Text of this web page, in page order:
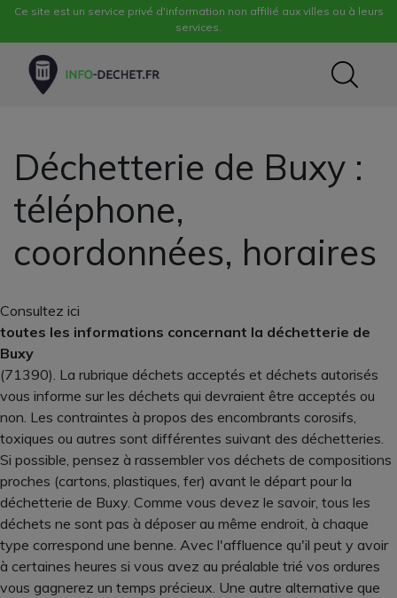
Ce site est un service privé d'information non affilié aux villes ou à leurs
services.
Déchetterie de Buxy :
téléphone,
coordonnées, horaires
Consultez ici
toutes les informations concernant la déchetterie de
Buxy
(71390). La rubrique déchets acceptés et déchets autorisés
vous informe sur les déchets qui devraient être acceptés ou
non. Les contraintes à propos des encombrants corosifs,
toxiques ou autres sont différentes suivant des déchetteries.
Si possible, pensez à rassembler vos déchets de compositions
proches (cartons, plastiques, fer) avant le départ pour la
déchetterie de Buxy. Comme vous devez le savoir, tous les
déchets ne sont pas à déposer au même endroit, à chaque
type correspond une benne. Avec l'affluence qu'il peut y avoir
à certaines heures si vous avez au préalable trié vos ordures
vous gagnerez un temps précieux. Une autre alternative que